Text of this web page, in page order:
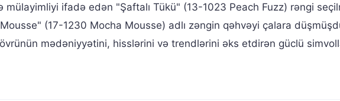
mülayimliyi ifadə edən "Şaftalı Tükü" (13-1023 Peach Fuzz) rəngi
(17-1230 Mocha Mousse) adlı zəngin qəhvəyi çalara
mədəniyyətini, hisslərini və trendlərini əks etdirən güclü